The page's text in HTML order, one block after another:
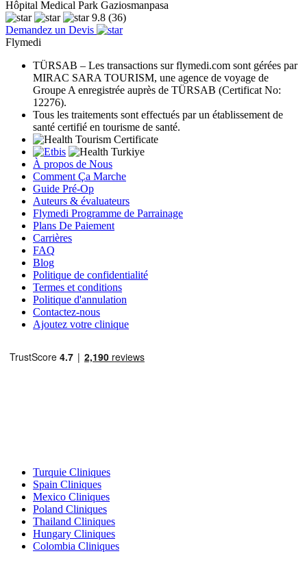
Hôpital Medical Park Gaziosmanpasa
9.8 (36)
Demandez un Devis
Flymedi
TÜRSAB – Les transactions sur flymedi.com sont gérées par
MIRAC SARA TOURISM, une agence de voyage de
Groupe A enregistrée auprès de TÜRSAB (Certificat No:
12276).
Tous les traitements sont effectués par un établissement de
santé certifié en tourisme de santé.
À propos de Nous
Comment Ça Marche
Guide Pré-Op
Auteurs & évaluateurs
Flymedi Programme de Parrainage
Plans De Paiement
Carrières
FAQ
Blog
Politique de confidentialité
Termes et conditions
Politique d'annulation
Contactez-nous
Ajoutez votre clinique
Turquie Cliniques
Spain Cliniques
Mexico Cliniques
Poland Cliniques
Thailand Cliniques
Hungary Cliniques
Colombia Cliniques